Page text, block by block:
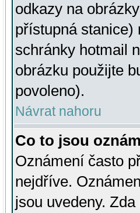
odkazy na
přístupná stanice)
schránky hotmail
obrázku použijte
povoleno).
Návrat nahoru
Co to jsou
Oznámení často
nejdříve.
jsou uvedeny.